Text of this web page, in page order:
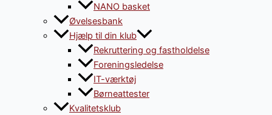
NANO basket
Øvelsesbank
Hjælp til din klub
Rekruttering og fastholdelse
Foreningsledelse
IT-værktøj
Børneattester
Kvalitetsklub